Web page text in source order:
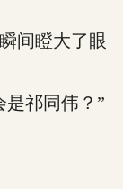
间瞪大了眼
祁同伟？”